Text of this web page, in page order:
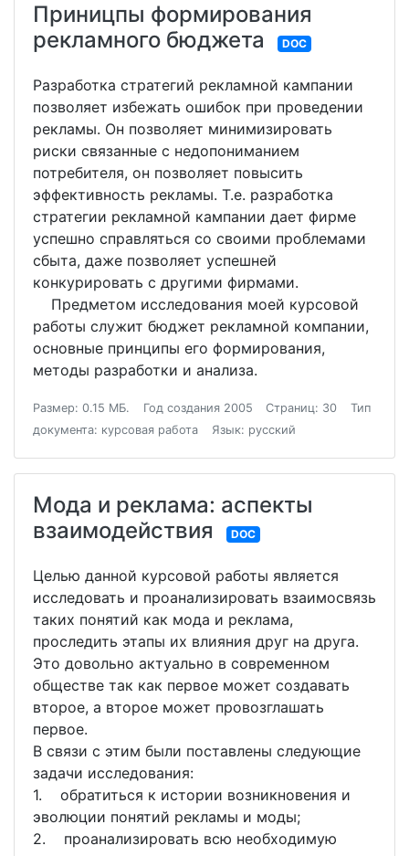
Приницпы формирования
рекламного бюджета
DOC
Разработка стратегий рекламной кампании
позволяет избежать ошибок при проведении
рекламы. Он позволяет минимизировать
риски связанные с недопониманием
потребителя, он позволяет повысить
эффективность рекламы. Т.е. разработка
стратегии рекламной кампании дает фирме
успешно справляться со своими проблемами
сбыта, даже позволяет успешней
конкурировать с другими фирмами.
Предметом исследования моей курсовой
работы служит бюджет рекламной компании,
основные принципы его формирования,
методы разработки и анализа.
Размер: 0.15 МБ. Год создания 2005 Страниц: 30
Тип
документа: курсовая работа
Язык: русский
Мода и реклама: аспекты
взаимодействия
DOC
Целью данной курсовой работы является
исследовать и проанализировать взаимосвязь
таких понятий как мода и реклама,
проследить этапы их влияния друг на друга.
Это довольно актуально в современном
обществе так как первое может создавать
второе, а второе может провозглашать
первое.
В связи с этим были поставлены следующие
задачи исследования:
1. обратиться к истории возникновения и
эволюции понятий рекламы и моды;
2. проанализировать всю необходимую